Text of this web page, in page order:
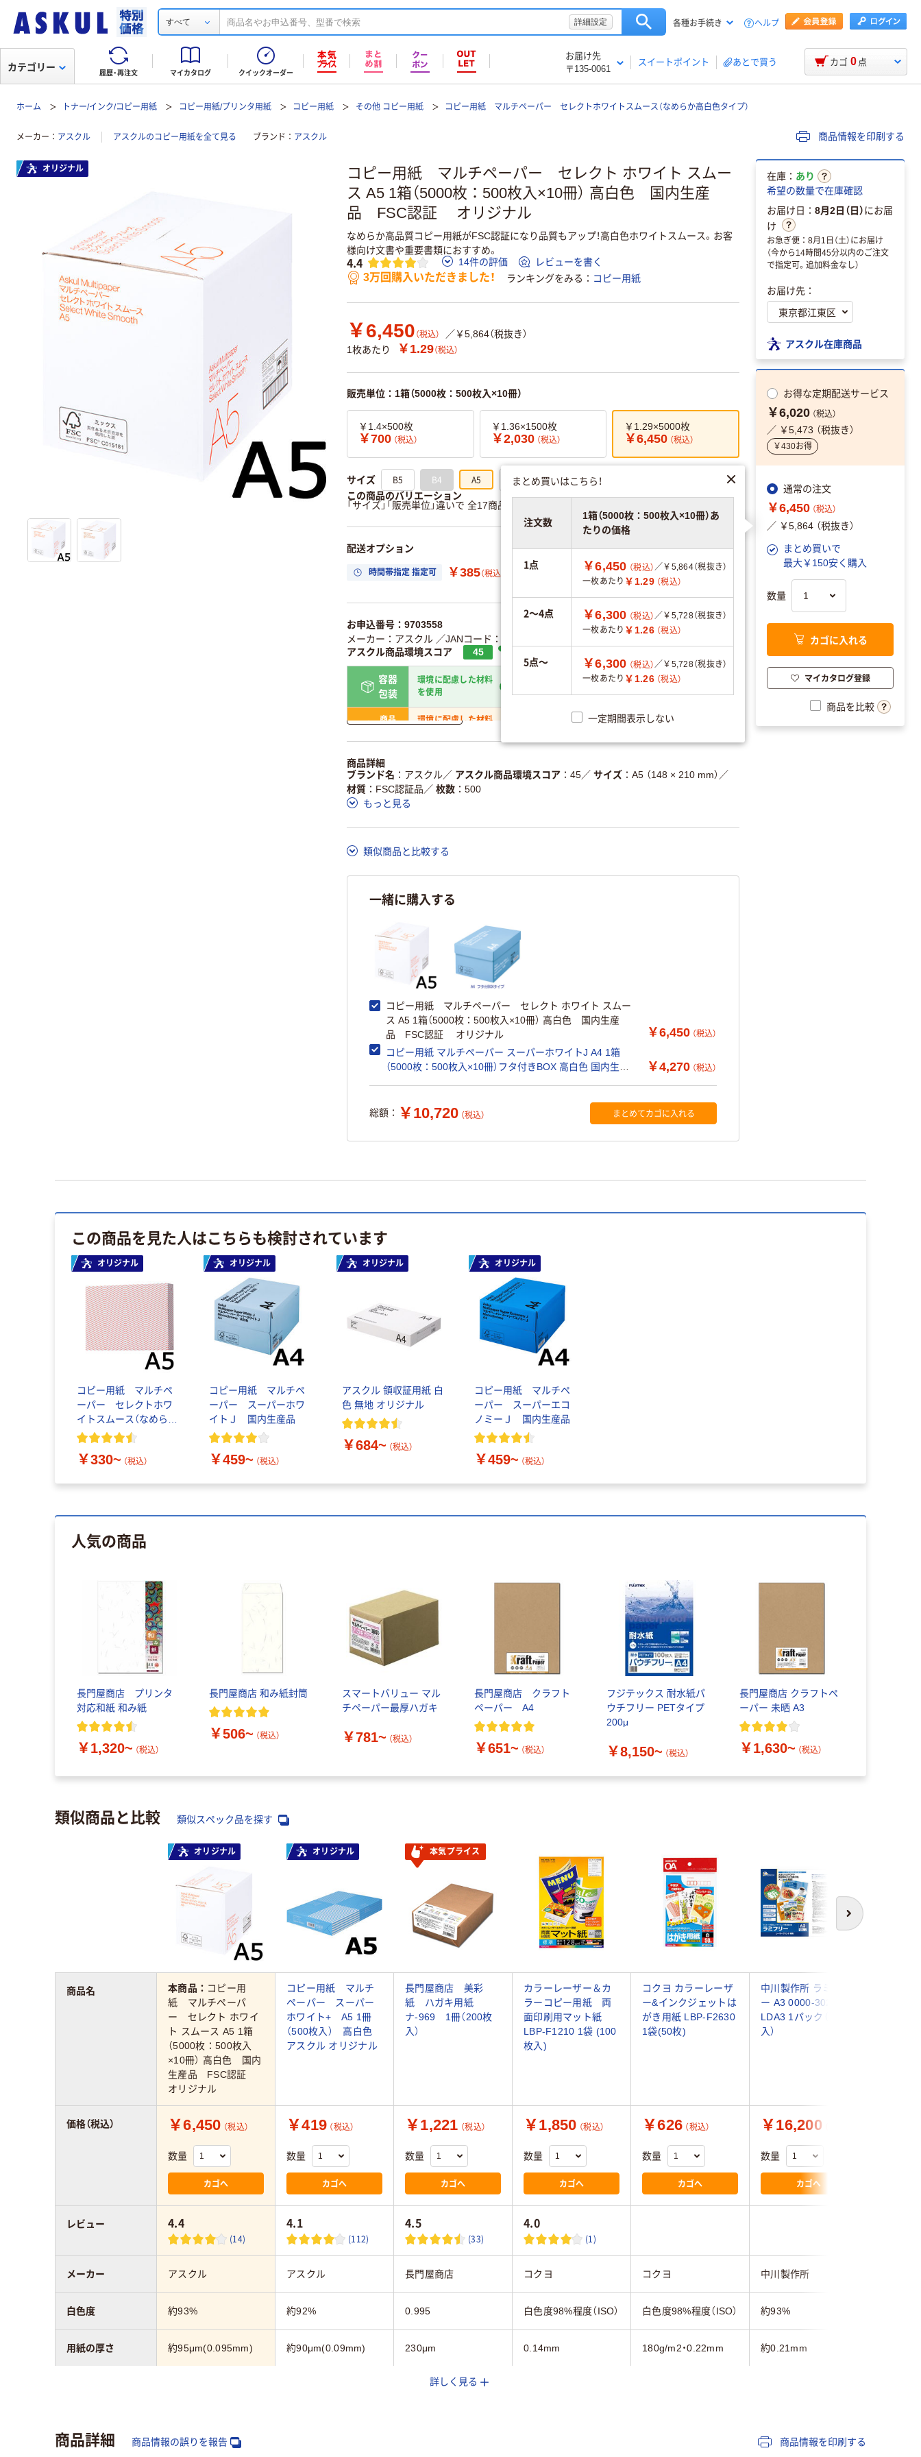
すべて 詳細設定 各種お手続き ヘルプ
履歴・再注文 マイカタログ クイックオーダー
お届け先
〒135-0061
スイートポイント あとで買う
カテゴリー カゴ 0 点
ホーム トナー/インク/コピー用紙 コピー用紙/プリンタ用紙 コピー用紙 その他 コピー用紙 コピー用紙 マルチペーパー セレクトホワイトスムース（なめらか高白色タイプ）
メーカー アスクル アスクルのコピー用紙を全て見る ブランド アスクル 商品情報を印刷する
コピー用紙 マルチペーパー セレクト ホワイト スムー
ス A5 1箱（5000枚：500枚入×10冊） 高白色 国内生産
品 FSC認証 オリジナル
なめらか高品質コピー用紙がFSC認証になり品質もアップ！高白色ホワイトスムース。お客
様向け文書や重要書類におすすめ。
4.4 14件の評価 レビューを書く
3万回購入いただきました！ ランキングをみる コピー用紙
￥6,450 （税込）
／￥5,864（税抜き）
1枚あたり
￥1.29（税込）
販売単位：1箱（5000枚：500枚入×10冊）
￥1.4×500枚
￥700 （税込）
￥1.36×1500枚
￥2,030 （税込）
￥1.29×5000枚
￥6,450 （税込）
サイズ B5 B4 A5 A4 A3
この商品のバリエーション
「サイズ」「販売単位」違いで 全17商品 あります。
配送オプション
時間帯指定 指定可 ￥385（税込） 置き場所指定 利用可
お申込番号：9703558
メーカー：アスクル ／JANコード：4535164045544
アスクル商品環境スコア
45
容器
包装
環境に配慮した材料
を使用
分別・リサイクルしやす
い設計
商品
環境に配慮した材料
省資源・省エネ・節水
分別・リサイクルし
仕組
る
ている
削減
この商品の環境配慮ポイントです。詳しくはページ下部の商品詳細「
ア詳細／加点項目
詳しく見る
商品詳細
ブランド名
アスクル／ アスクル商品環境スコア 45／ サイズ A5 （148 × 210 mm） ／
材質
FSC認証品 ／ 枚数
500
もっと見る
類似商品と比較する
一緒に購入する
コピー用紙 マルチペーパー セレクト ホワイト スムー
ス A5 1箱（5000枚：500枚入×10冊） 高白色 国内生産
品 FSC認証 オリジナル
￥6,450 （税込）
コピー用紙 マルチペーパー スーパーホワイトJ A4 1箱
（5000枚：500枚入×10冊）フタ付きBOX 高白色 国内生産
￥4,270 （税込）
総額： ￥10,720 （税込） まとめてカゴに入れる
オリジナル
在庫： あり
希望の数量で在庫確認
お届け日： 8月2日（日）にお届
け
お急ぎ便：8月1日（土）にお届け
（今から14時間45分以内のご注文
で指定可。追加料金なし）
お届け先：
アスクル在庫商品
お得な定期配送サービス
￥6,020 （税込）
／ ￥5,473 （税抜き）
￥430お得
通常の注文
￥6,450 （税込）
／ ￥5,864 （税抜き）
まとめ買いで
最大￥150安く購入
まとめ買いはこちら！
注文数
1箱（5000枚：500枚入×10冊）あ
たりの価格
1点 ￥6,450 （税込）／￥5,864（税抜き）
一枚あたり ￥1.29 （税込）
2～4点 ￥6,300 （税込）／￥5,728（税抜き）
一枚あたり ￥1.26 （税込）
5点～ ￥6,300 （税込）／￥5,728（税抜き）
一枚あたり ￥1.26 （税込）
一定期間表示しない
数量
カゴに入れる
マイカタログ登録
商品を比較
この商品を見た人はこちらも検討されています
オリジナル
コピー用紙 マルチペ
ーパー セレクトホワ
イトスムース（なめらか
高白色タイプ）
￥330~ （税込）
オリジナル
コピー用紙 マルチペ
ーパー スーパーホワ
イトＪ 国内生産品
￥459~ （税込）
オリジナル
アスクル 領収証用紙 白
色 無地 オリジナル
￥684~ （税込）
オリジナル
コピー用紙 マルチペ
ーパー スーパーエコ
ノミーＪ 国内生産品
￥459~ （税込）
人気の商品
長門屋商店 プリンタ
対応和紙 和み紙
￥1,320~ （税込）
長門屋商店 和み紙封筒
￥506~ （税込）
スマートバリュー マル
チペーパー最厚ハガキ
￥781~ （税込）
長門屋商店 クラフト
ペーパー A4
￥651~ （税込）
フジテックス 耐水紙パ
ウチフリー PETタイプ
200μ
￥8,150~ （税込）
長門屋商店 クラフトペ
ーパー 未晒 A3
￥1,630~ （税込）
類似商品と比較 類似スペック品を探す
次へ
オリジナル オリジナル 本気プライス
本商品： コピー用
紙 マルチペーパ
ー セレクト ホワイ
ト スムース A5 1箱
（5000枚：500枚入
×10冊） 高白色 国内
生産品 FSC認証
オリジナル
コピー用紙 マルチ
ペーパー スーパー
ホワイト+ A5 1冊
（500枚入） 高白色
アスクル オリジナル
長門屋商店 美彩
紙 ハガキ用紙
ナ-969 1冊（200枚
入）
カラーレーザー＆カ
ラーコピー用紙 両
面印刷用マット紙
LBP-F1210 1袋 (100
枚入)
コクヨ カラーレーザ
ー&インクジェットは
がき用紙 LBP-F2630
1袋(50枚)
中川製作所 ラミフリ
ー A3 0000-302-
LDA3 1パック（50枚
入）
￥6,450 （税込）
数量
カゴへ
￥419 （税込）
数量
カゴへ
￥1,221 （税込）
数量
カゴへ
￥1,850 （税込）
数量
カゴへ
￥626 （税込）
数量
カゴへ
￥16,200
数量
カゴへ
4.4
(14)
4.1
(112)
4.5
(33)
4.0
(1)
アスクル アスクル 長門屋商店 コクヨ コクヨ 中川製作所
約93% 約92% 0.995 白色度98%程度（ISO） 白色度98%程度（ISO） 約93%
約95μm(0.095mm) 約90μm(0.09mm) 230μm 0.14mm 180g/m2・0.22mm 約0.21mm
商品名
価格（税込）
レビュー
メーカー
白色度
用紙の厚さ
詳しく見る
商品詳細 商品情報の誤りを報告 商品情報を印刷する